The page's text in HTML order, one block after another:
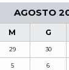
AGOSTO
M G
29 30
5 6